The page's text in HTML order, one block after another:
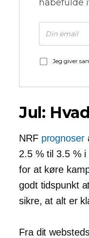
håbefulde
Jeg giver
Jul:
NRF prognoser
2.5 % til 3.5 %
for at køre
godt tidspunkt
sikre, at alt er
Fra dit